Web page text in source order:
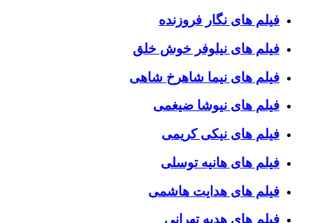
فیلم های نگار فروزنده
فیلم های نیلوفر خوش خلق
فیلم های نیما شاهرخ شاهی
فیلم های نیوشا ضیغمی
فیلم های نیکی کریمی
فیلم های هانیه توسلی
فیلم های هدایت هاشمی
فیلم های هدیه تهرانی